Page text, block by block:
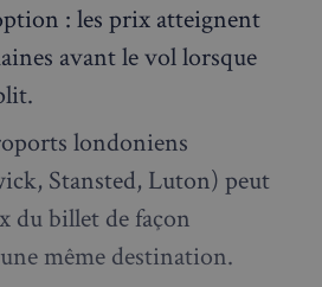
: les prix atteignent
avant le vol lorsque
londoniens
Stansted, Luton) peut
du billet de façon
même destination.